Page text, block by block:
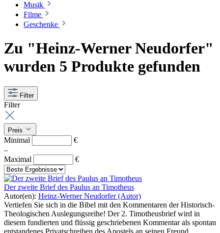
Musik
Filme
Geschenke
Zu "Heinz-Werner Neudorfer"
wurden 5 Produkte gefunden
Filter
Filter
Preis
Minimal
€
–
Maximal
€
Der zweite Brief des Paulus an Timotheus
Autor(en): Heinz-Werner Neudorfer (Autor)
Vertiefen Sie sich in die Bibel mit den Kommentaren der Historisch-
Theologischen Auslegungsreihe! Der 2. Timotheusbrief wird in
diesem fundierten und flüssig geschriebenen Kommentar als spontan
entstandenes Privatschreiben des Apostels an seinen Freund